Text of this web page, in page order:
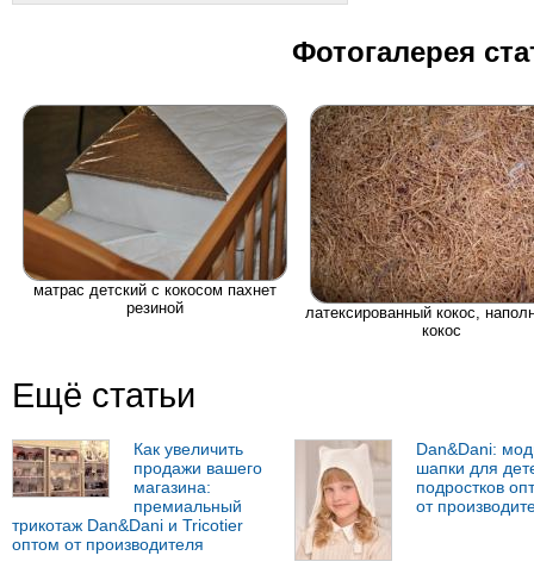
Фотогалерея
матрас детский с кокосом пахнет
резиной
латексированный кокос,
кокос
Ещё статьи
Как увеличить
продажи вашего
магазина:
премиальный
трикотаж Dan&Dani и Tricotier
оптом от производителя
Dan&Dani:
шапки для
подростков
от